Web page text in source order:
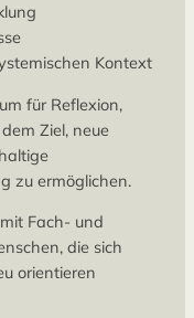
Kontext
für Reflexion,
Ziel, neue
zu ermöglichen.
Fach- und
die sich
orientieren